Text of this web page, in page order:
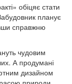
обіцяє стати
планує
справжню
чудовим
А продумані
дизайном